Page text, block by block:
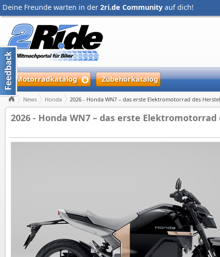
Deine Freunde warten in der 2ri.de Community auf dich!
Motorradkatalog Zubehörkatalog
News Honda 2026 - Honda WN7 – das erste Elektromotorrad des
2026 - Honda WN7 – das erste